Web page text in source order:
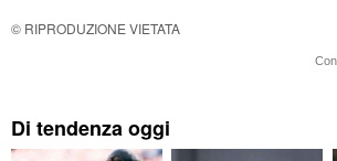
© RIPRODUZIONE VIETATA
Di tendenza oggi